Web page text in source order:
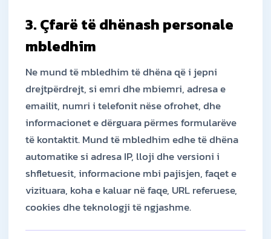
3. Çfarë të dhënash personale
mbledhim
Ne mund të mbledhim të dhëna që i jepni
drejtpërdrejt, si emri dhe mbiemri, adresa e
emailit, numri i telefonit nëse ofrohet, dhe
informacionet e dërguara përmes formularëve
të kontaktit. Mund të mbledhim edhe të dhëna
automatike si adresa IP, lloji dhe versioni i
shfletuesit, informacione mbi pajisjen, faqet e
vizituara, koha e kaluar në faqe, URL referuese,
cookies dhe teknologji të ngjashme.